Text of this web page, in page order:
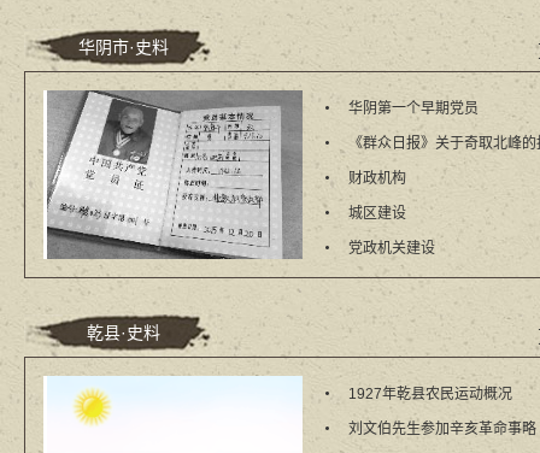
华阴市·史料
华阴第一个早期党员
《群众日报》关于奇取北峰
财政机构
城区建设
党政机关建设
乾县·史料
1927年乾县农民运动概况
刘文伯先生参加辛亥革命事略